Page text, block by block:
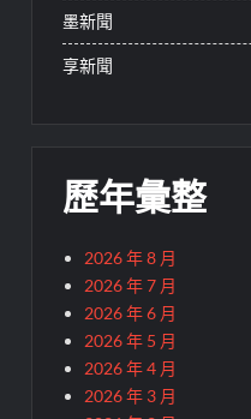
墨新聞
享新聞
歷年彙整
2026 年 8 月
2026 年 7 月
2026 年 6 月
2026 年 5 月
2026 年 4 月
2026 年 3 月